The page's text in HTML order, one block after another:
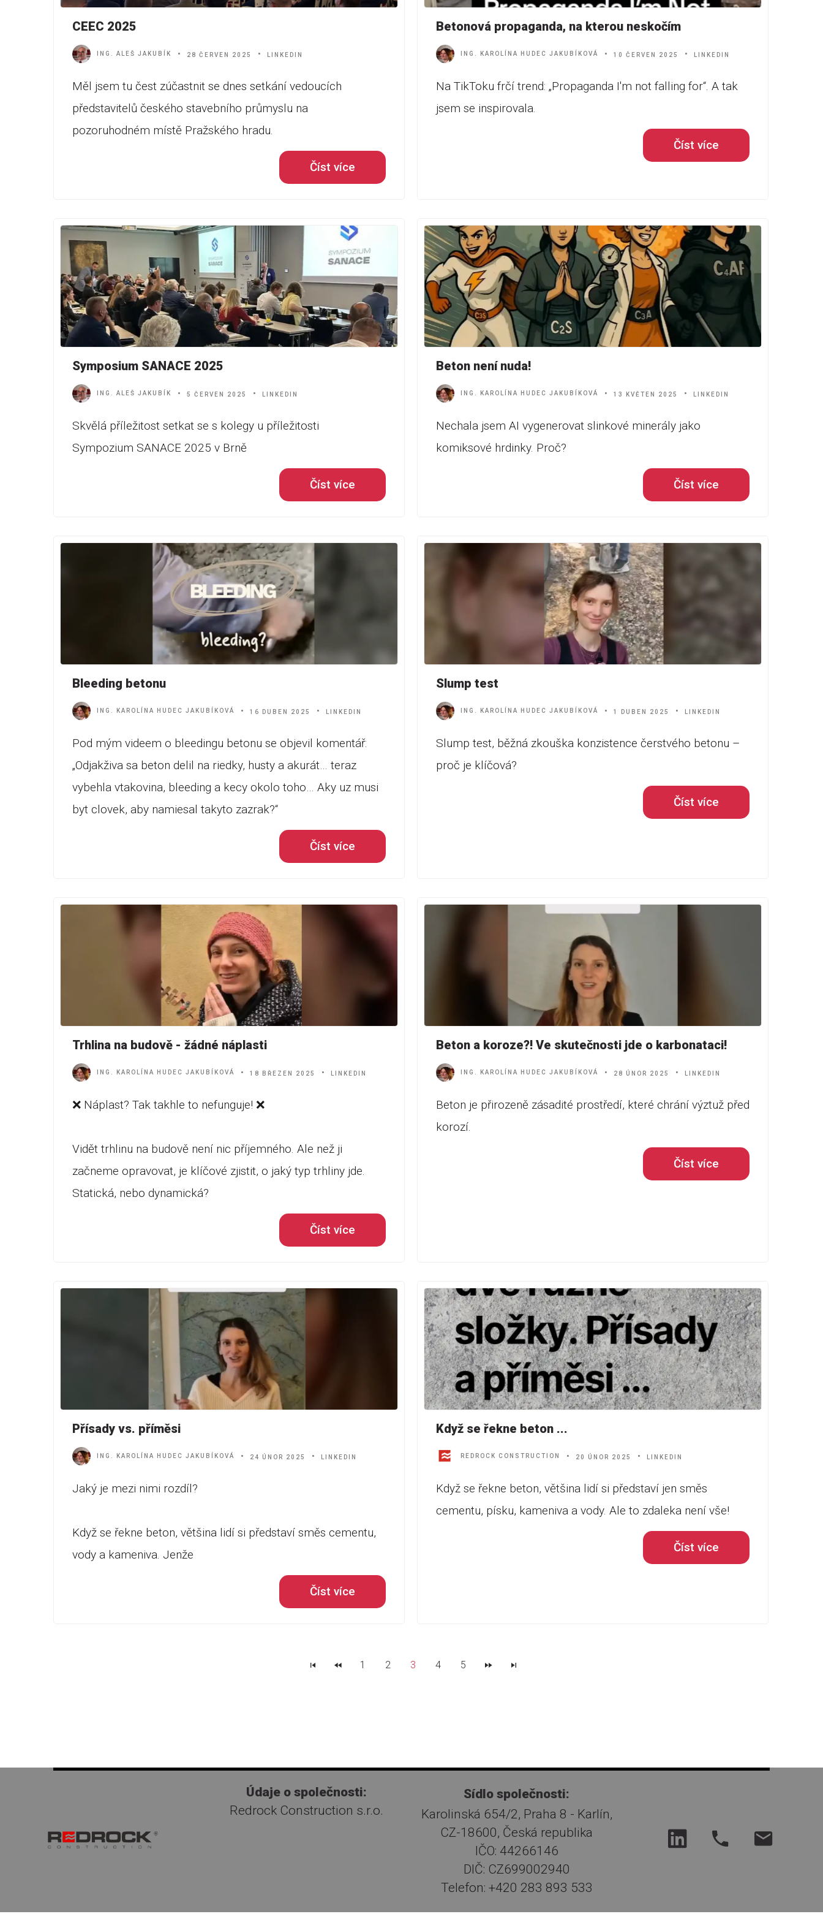
CEEC 2025
ING. ALEŠ JAKUBÍK 28 ČERVEN 2025 LINKEDIN
Měl jsem tu čest zúčastnit se dnes setkání vedoucích
představitelů českého stavebního průmyslu na
pozoruhodném místě Pražského hradu.
Číst více
Betonová propaganda, na kterou neskočím
ING. KAROLÍNA HUDEC JAKUBÍKOVÁ 10 ČERVEN 2025 LINKEDIN
Na TikToku frčí trend: „Propaganda I'm not falling for“. A tak
jsem se inspirovala.
Číst více
Symposium SANACE 2025
ING. ALEŠ JAKUBÍK 5 ČERVEN 2025 LINKEDIN
Skvělá příležitost setkat se s kolegy u příležitosti
Sympozium SANACE 2025 v Brně
Číst více
Beton není nuda!
ING. KAROLÍNA HUDEC JAKUBÍKOVÁ 13 KVĚTEN 2025 LINKEDIN
Nechala jsem AI vygenerovat slinkové minerály jako
komiksové hrdinky. Proč?
Číst více
Bleeding betonu
ING. KAROLÍNA HUDEC JAKUBÍKOVÁ 16 DUBEN 2025 LINKEDIN
Pod mým videem o bleedingu betonu se objevil komentář:
„Odjakživa sa beton delil na riedky, husty a akurát… teraz
vybehla vtakovina, bleeding a kecy okolo toho… Aky uz musi
byt clovek, aby namiesal takyto zazrak?“
Číst více
Slump test
ING. KAROLÍNA HUDEC JAKUBÍKOVÁ 1 DUBEN 2025 LINKEDIN
Slump test, běžná zkouška konzistence čerstvého betonu –
proč je klíčová?
Číst více
Trhlina na budově - žádné náplasti
ING. KAROLÍNA HUDEC JAKUBÍKOVÁ 18 BŘEZEN 2025 LINKEDIN
❌ Náplast? Tak takhle to nefunguje! ❌
Vidět trhlinu na budově není nic příjemného. Ale než ji
začneme opravovat, je klíčové zjistit, o jaký typ trhliny jde.
Statická, nebo dynamická?
Číst více
Beton a koroze?! Ve skutečnosti jde o karbonataci!
ING. KAROLÍNA HUDEC JAKUBÍKOVÁ 28 ÚNOR 2025 LINKEDIN
Beton je přirozeně zásadité prostředí, které chrání výztuž před
korozí.
Číst více
Přísady vs. příměsi
ING. KAROLÍNA HUDEC JAKUBÍKOVÁ 24 ÚNOR 2025 LINKEDIN
Jaký je mezi nimi rozdíl?
Když se řekne beton, většina lidí si představí směs cementu,
vody a kameniva. Jenže
Číst více
Když se řekne beton ...
REDROCK CONSTRUCTION 20 ÚNOR 2025 LINKEDIN
Když se řekne beton, většina lidí si představí jen směs
cementu, písku, kameniva a vody. Ale to zdaleka není vše!
Číst více
1 2 3 4 5
Údaje o společnosti:
Redrock Construction s.r.o.
Sídlo společnosti:
Karolinská 654/2, Praha 8 - Karlín,
CZ-18600, Česká republika
IČO: 44266146
DIČ: CZ699002940
Telefon: +420 283 893 533